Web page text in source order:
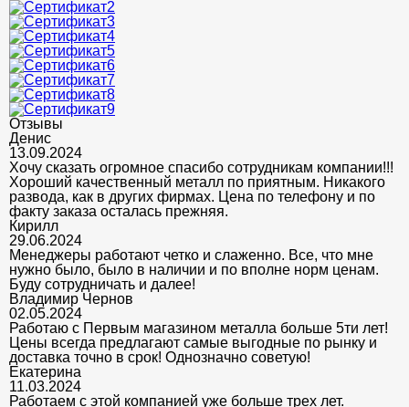
Отзывы
Денис
13.09.2024
Хочу сказать огромное спасибо сотрудникам компании!!!
Хороший качественный металл по приятным. Никакого
развода, как в других фирмах. Цена по телефону и по
факту заказа осталась прежняя.
Кирилл
29.06.2024
Менеджеры работают четко и слаженно. Все, что мне
нужно было, было в наличии и по вполне норм ценам.
Буду сотрудничать и далее!
Владимир Чернов
02.05.2024
Работаю с Первым магазином металла больше 5ти лет!
Цены всегда предлагают самые выгодные по рынку и
доставка точно в срок! Однозначно советую!
Екатерина
11.03.2024
Работаем с этой компанией уже больше трех лет.